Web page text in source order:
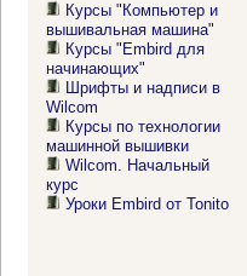
Курсы "Компьютер и
вышивальная машина"
Курсы "Embird для
начинающих"
Шрифты и надписи в
Wilcom
Курсы по технологии
машинной вышивки
Wilcom. Начальный
курс
Уроки Embird от Tonito